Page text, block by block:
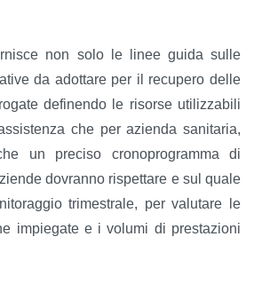
non solo le linee guida sulle
da adottare per il recupero delle
definendo le risorse utilizzabili
che per azienda sanitaria,
un preciso cronoprogramma di
dovranno rispettare e sul quale
trimestrale, per valutare le
impiegate e i volumi di prestazioni